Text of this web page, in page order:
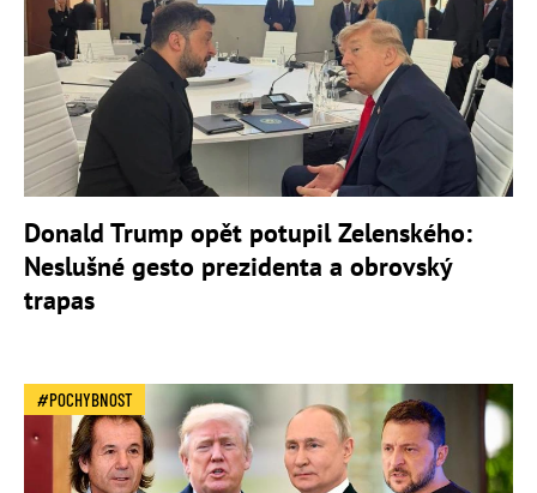
Donald Trump opět potupil Zelenského:
Neslušné gesto prezidenta a obrovský
trapas
POCHYBNOST